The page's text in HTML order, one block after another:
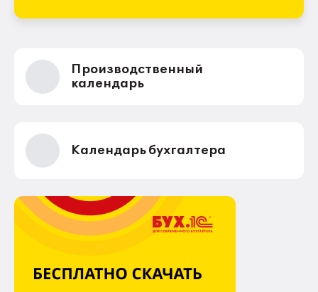
Производственный
календарь
Календарь бухгалтера